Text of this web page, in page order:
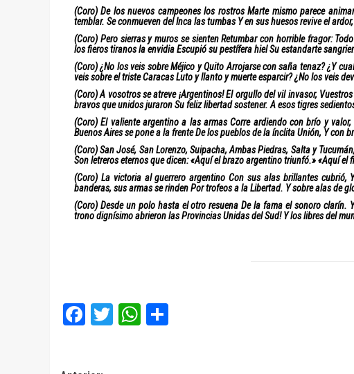
(Coro) De los nuevos campeones los rostros Marte mismo parece
temblar. Se conmueven del Inca las tumbas Y en sus huesos revive el
(Coro) Pero sierras y muros se sienten Retumbar con horrible fragor:
los fieros tiranos la envidia Escupió su pestífera hiel Su estandarte
(Coro) ¿No los veis sobre Méjico y Quito Arrojarse con saña tenaz? ¿Y
veis sobre el triste Caracas Luto y llanto y muerte esparcir? ¿No los veis
(Coro) A vosotros se atreve ¡Argentinos! El orgullo del vil invasor,
bravos que unidos juraron Su feliz libertad sostener. A esos tigres
(Coro) El valiente argentino a las armas Corre ardiendo con brío y
Buenos Aires se pone a la frente De los pueblos de la ínclita Unión, Y con
(Coro) San José, San Lorenzo, Suipacha, Ambas Piedras, Salta y
Son letreros eternos que dicen: «Aquí el brazo argentino triunfó.» «Aquí
(Coro) La victoria al guerrero argentino Con sus alas brillantes
banderas, sus armas se rinden Por trofeos a la Libertad. Y sobre alas de
(Coro) Desde un polo hasta el otro resuena De la fama el sonoro clarín.
trono dignísimo abrieron las Provincias Unidas del Sud! Y los libres del
Facebook
TwitterWhatsApp